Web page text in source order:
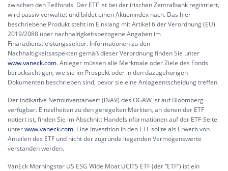
zwischen den Teilfonds. Der ETF ist bei der irischen Zentralbank registriert,
wird passiv verwaltet und bildet einen Aktienindex nach. Das hier
beschriebene Produkt steht im Einklang mit Artikel 6 der Verordnung (EU)
2019/2088 über nachhaltigkeitsbezogene Angaben im
Finanzdienstleistungssektor. Informationen zu den
Nachhaltigkeitsaspekten gemäß dieser Verordnung finden Sie unter
www.vaneck.com. Anleger müssen alle Merkmale oder Ziele des Fonds
berücksichtigen, wie sie im Prospekt oder in den dazugehörigen
Dokumenten beschrieben sind, bevor sie eine Anlageentscheidung treffen.
Der indikative Nettoinventarwert (iNAV) des OGAW ist auf Bloomberg
verfügbar. Einzelheiten zu den geregelten Märkten, an denen der ETF
notiert ist, finden Sie im Abschnitt Handelsinformationen auf der ETF-Seite
unterwww.vaneck.com. Eine Investition in den ETF sollte als Erwerb von
Anteilen des ETF und nicht der zugrunde liegenden Vermögenswerte
verstanden werden.
VanEck Morningstar US ESG Wide Moat UCITS ETF (der “ETF”) ist ein